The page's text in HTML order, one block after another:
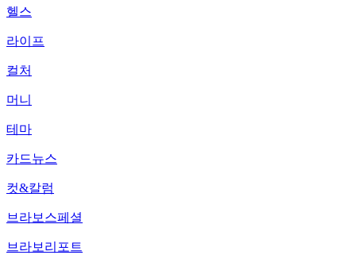
헬스
라이프
컬처
머니
테마
카드뉴스
컷&칼럼
브라보스페셜
브라보리포트